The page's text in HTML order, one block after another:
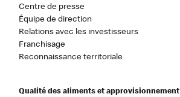
Centre de presse
Équipe de direction
Relations avec les investisseurs
Franchisage
Reconnaissance territoriale
Qualité des aliments et approvisionnement